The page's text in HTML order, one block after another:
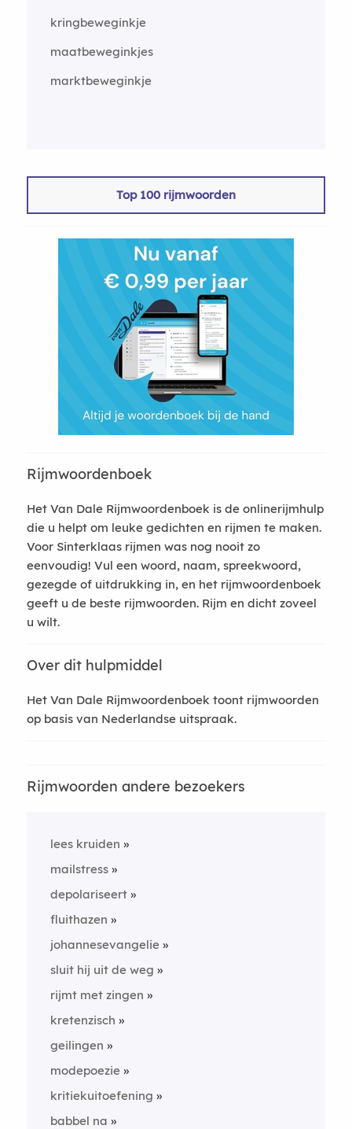
kringbeweginkje
maatbeweginkjes
marktbeweginkje
Top 100 rijmwoorden
Rijmwoordenboek
Het Van Dale Rijmwoordenboek is de onlinerijmhulp
die u helpt om leuke gedichten en rijmen te maken.
Voor Sinterklaas rijmen was nog nooit zo
eenvoudig! Vul een woord, naam, spreekwoord,
gezegde of uitdrukking in, en het rijmwoordenboek
geeft u de beste rijmwoorden. Rijm en dicht zoveel
u wilt.
Over dit hulpmiddel
Het Van Dale Rijmwoordenboek toont rijmwoorden
op basis van Nederlandse uitspraak.
Rijmwoorden andere bezoekers
lees kruiden
mailstress
depolariseert
fluithazen
johannesevangelie
sluit hij uit de weg
rijmt met zingen
kretenzisch
geilingen
modepoezie
kritiekuitoefening
babbel na